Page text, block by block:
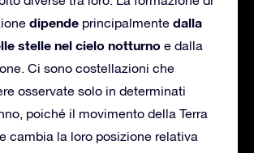
dipende principalmente dalla
stelle nel cielo notturno e dalla
Ci sono costellazioni che
osservate solo in determinati
poiché il movimento della Terra
cambia la loro posizione relativa